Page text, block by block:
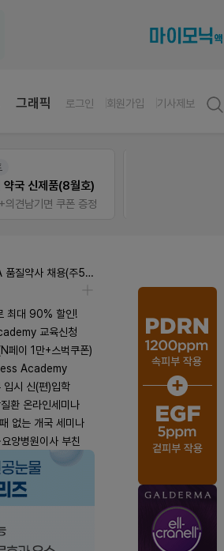
그래픽 로그인 회원가입 기사제보
약국 신제품(8월호)
의견남기면 쿠폰 증정
력 직무별 수시채용
최대 90% 할인!
교육신청
페이 1만+스벅쿠폰)
Academy
입시 신(편)입학
환 온라인세미나
없는 개국 세미나
양병원이사 부친
승진(8/3)